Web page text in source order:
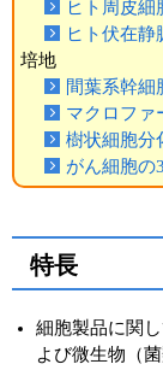
プロトコール集
ユーザーズボイス
動画ライブラリー
Q&A
ヒト周皮細
ヒト伏在静
培地
間葉系幹細
マクロファ
樹状細胞分
がん細胞の
特長
細胞製品に関
よび微生物（